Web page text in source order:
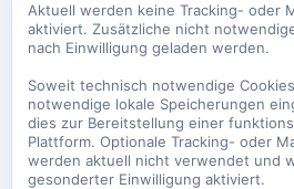
Aktuell werden keine Tracking- oder
aktiviert. Zusätzliche nicht
nach Einwilligung geladen werden.
Soweit technisch notwendige
notwendige lokale Speicherungen
dies zur Bereitstellung einer
Plattform. Optionale Tracking- oder
werden aktuell nicht verwendet und
gesonderter Einwilligung aktiviert.